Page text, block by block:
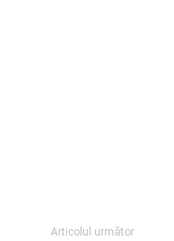
Articolul următor